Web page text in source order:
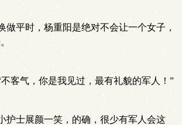
做平时，杨重阳是绝对不会让一个女子，
客气，你是我见过，最有礼貌的军人！”
护士展颜一笑，的确，很少有军人会这